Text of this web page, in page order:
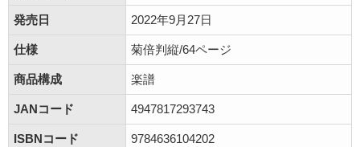
発売日 2022年9月27日
仕様 菊倍判縦/64ページ
商品構成 楽譜
JANコード 4947817293743
ISBNコード 9784636104202